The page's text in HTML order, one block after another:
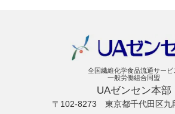
全国繊維化学食品流通サービ
一般労働組合同盟
UAゼンセン本部
〒102-8273 東京都千代田区九